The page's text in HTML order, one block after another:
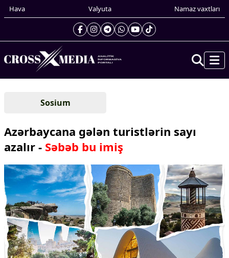
Hava Valyuta Namaz vaxtları
Gündəm
Xarici xəbərlər
Cənubi Qafqaz
Yaxın Şərq
Avropa
Amerika
Asiya
Afrika
Çarpaz baxış
Təhlil
Sosium
Azərbaycana gələn turistlərin sayı
azalır - Səbəb bu imiş